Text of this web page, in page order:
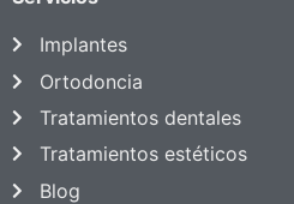
Implantes
Ortodoncia
Tratamientos dentales
Tratamientos estéticos
Blog